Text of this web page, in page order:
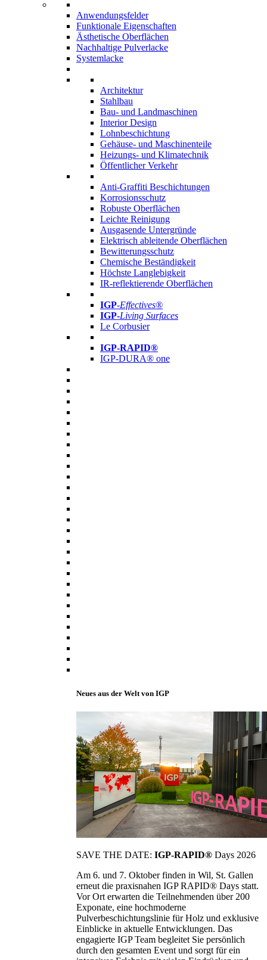
Anwendungsfelder
Funktionale Eigenschaften
Ästhetische Oberflächen
Nachhaltige Pulverlacke
Systemlacke
Architektur
Stahlbau
Bau- und Landmaschinen
Interior Design
Lohnbeschichtung
Gehäuse- und Maschinenteile
Heizungs- und Klimatechnik
Öffentlicher Verkehr
Anti-Graffiti Beschichtungen
Korrosionsschutz
Robuste Oberflächen
Leichte Reinigung
Ausgasende Untergründe
Elektrisch ableitende Oberflächen
Bewitterungsschutz
Chemische Beständigkeit
Höchste Langlebigkeit
IR-reflektierende Oberflächen
IGP-Effectives®
IGP-Living Surfaces
Le Corbusier
IGP-RAPID®
IGP-DURA® one
Neues aus der Welt von IGP
SAVE THE DATE: IGP-RAPID® Days 2026
Am 6. und 7. Oktober finden in Wil, St. Gallen
erneut die praxisnahen IGP RAPID® Days statt.
Vor Ort erwarten die Teilnehmenden über 200
Exponate, eine hochmoderne
Pulverbeschichtungslinie für Holz und exklusive
Einblicke in aktuelle Entwicklungen. Das
engagierte IGP Team begleitet Sie persönlich
durch den gesamten Event und sorgt für ein